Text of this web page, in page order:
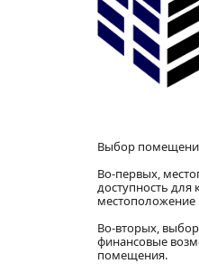
Выбор
Во-первых,
доступность для
местоположение
Во-вторых,
финансовые
помещения.